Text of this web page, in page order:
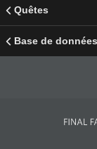
Quêtes
Base de